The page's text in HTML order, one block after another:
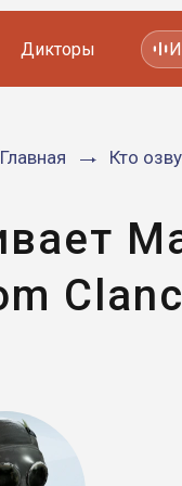
Мультфильмов
Дикторы
Главная Кто